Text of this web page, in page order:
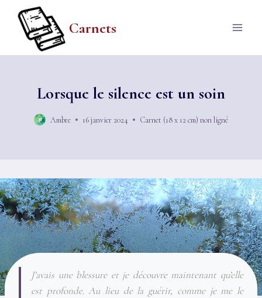
contenu
Carnets
Lorsque le silence est un soin
Ambre 16 janvier 2024 Carnet (18 x 12 cm) non ligné
J’avais une blessure et je découvre maintenant qu’elle
est profonde. Au lieu de la guérir, comme je me le